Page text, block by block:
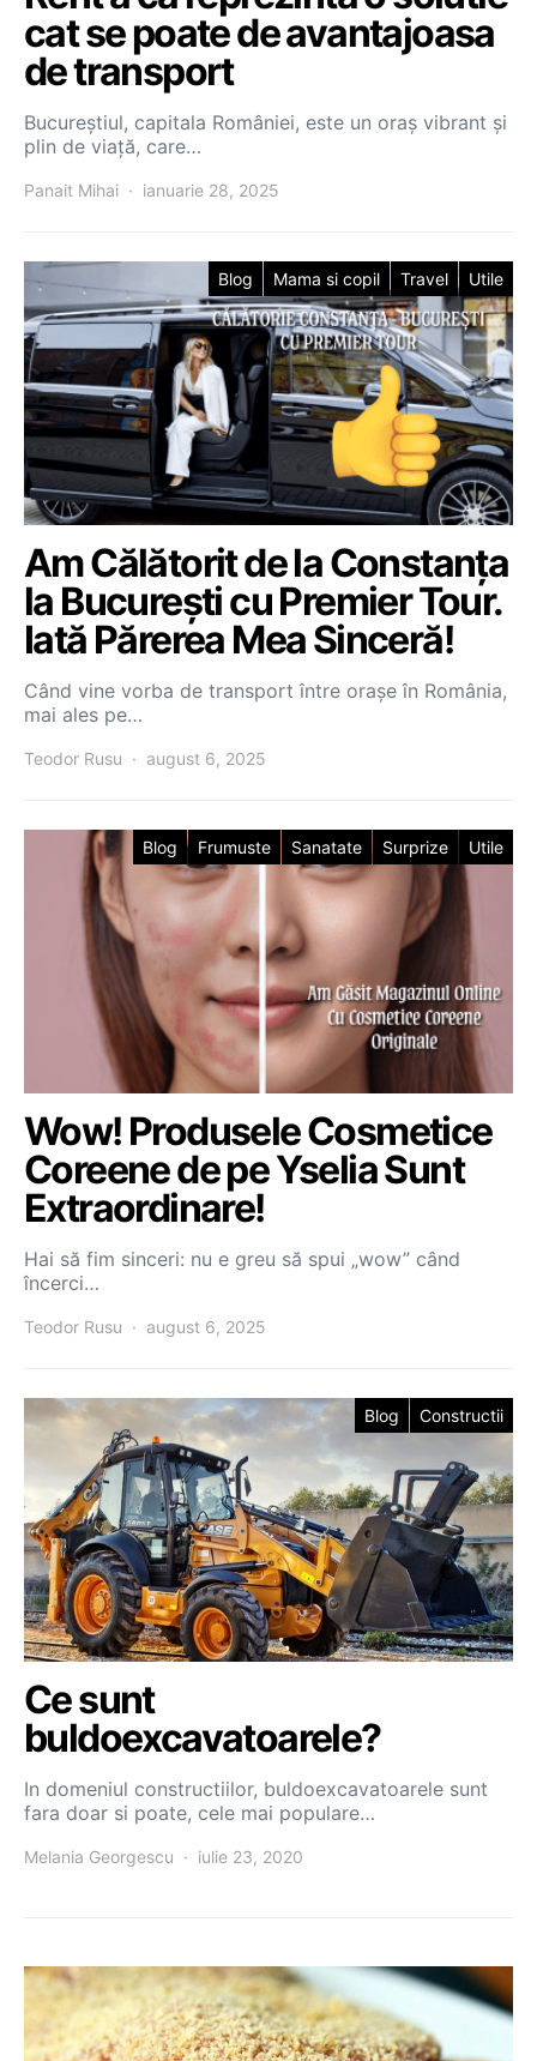
cat se poate de avantajoasa
de transport
Bucureștiul, capitala României, este un oraș vibrant și
plin de viață, care…
Panait Mihai ianuarie 28, 2025
Blog Mama si copil Travel Utile
Am Călătorit de la Constanța
la București cu Premier Tour.
Iată Părerea Mea Sinceră!
Când vine vorba de transport între orașe în România,
mai ales pe…
Teodor Rusu august 6, 2025
Blog Frumuste Sanatate Surprize Utile
Wow! Produsele Cosmetice
Coreene de pe Yselia Sunt
Extraordinare!
Hai să fim sinceri: nu e greu să spui „wow” când
încerci…
Teodor Rusu august 6, 2025
Blog Constructii
Ce sunt
buldoexcavatoarele?
In domeniul constructiilor, buldoexcavatoarele sunt
fara doar si poate, cele mai populare…
Melania Georgescu iulie 23, 2020